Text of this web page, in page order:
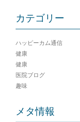
カテゴリー
ハッピーカム通信
健康
健康
医院ブログ
趣味
メタ情報